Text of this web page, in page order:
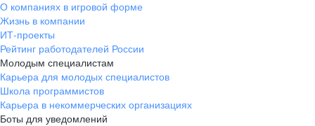
О компаниях в игровой форме
Жизнь в компании
ИТ-проекты
Рейтинг работодателей России
Молодым специалистам
Карьера для молодых специалистов
Школа программистов
Карьера в некоммерческих организациях
Боты для уведомлений